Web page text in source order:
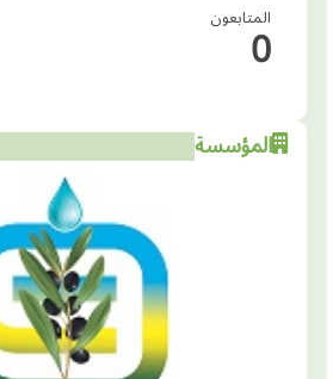
المتابعون
0
المؤسسة